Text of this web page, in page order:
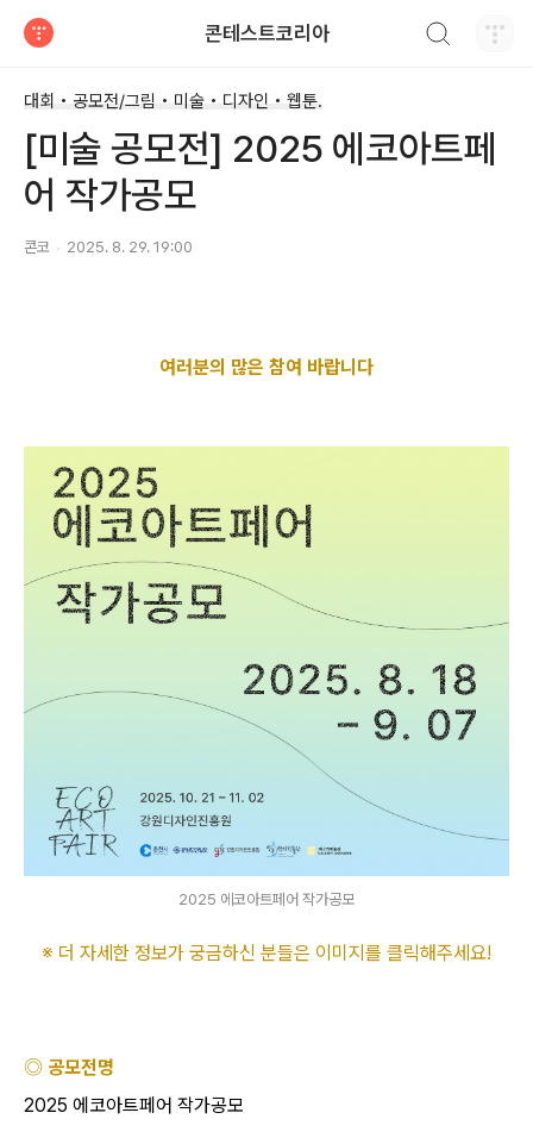
콘테스트코리아
대회 • 공모전/그림 • 미술 • 디자인 • 웹툰.
[미술 공모전] 2025 에코아트페
어 작가공모
콘코 2025. 8. 29. 19:00
여러분의 많은 참여 바랍니다
2025 에코아트페어 작가공모
※ 더 자세한 정보가 궁금하신 분들은 이미지를 클릭해주세요!
◎ 공모전명
2025 에코아트페어 작가공모